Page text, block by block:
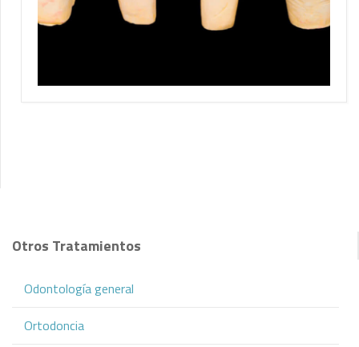
Otros Tratamientos
Odontología general
Ortodoncia